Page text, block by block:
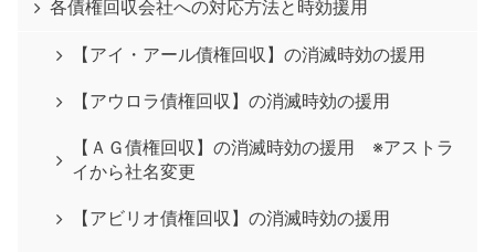
各債権回収会社への対応方法と時効援用
【アイ・アール債権回収】の消滅時効の援用
【アウロラ債権回収】の消滅時効の援用
【ＡＧ債権回収】の消滅時効の援用 ※アストラ
イから社名変更
【アビリオ債権回収】の消滅時効の援用